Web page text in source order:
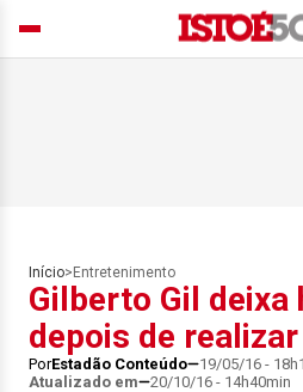
Início> Entretenimento
Gilberto Gil deixa
depois de
PorEstadão Conteúdo 19/05/16 -
Atualizado em
20/10/16 - 14h40min